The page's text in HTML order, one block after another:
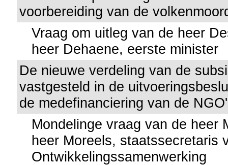
voorbereiding van de
Vraag om uitleg van de heer
heer Dehaene, eerste minister
De nieuwe verdeling van de
vastgesteld in de
de medefinanciering van de
Mondelinge vraag van de heer
heer Moreels, staatssecretaris
Ontwikkelingssamenwerking